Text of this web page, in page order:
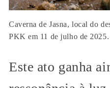
Caverna de Jasna, local do
PKK em 11 de julho de 2025.
Este ato ganha